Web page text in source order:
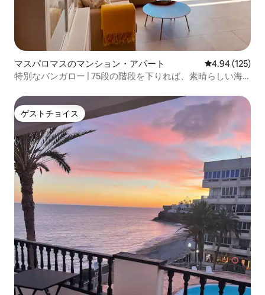
マスパロマスのマンション・アパート レビュー125
4.94 (125)
特別なバンガロー | 75段の階段を下りれば、素晴らしい海
ゲストチョイス
ゲストチョイス